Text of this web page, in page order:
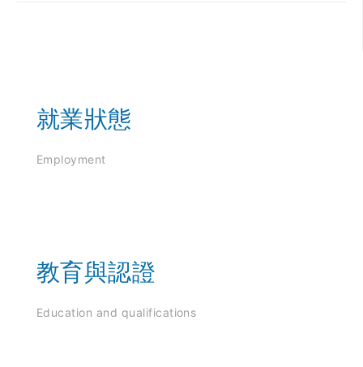
就業狀態
Employment
教育與認證
Education and qualifications